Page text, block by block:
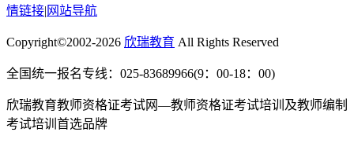
情链接| 网站导航
Copyright©2002-2026 欣瑞教育 All Rights Reserved
全国统一报名专线：025-83689966(9：00-18：00)
欣瑞教育教师资格证考试网—教师资格证考试培训及教师编制
考试培训首选品牌